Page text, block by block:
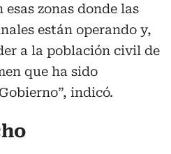
esas zonas donde las
están operando y,
a la población civil de
que ha sido
indicó.